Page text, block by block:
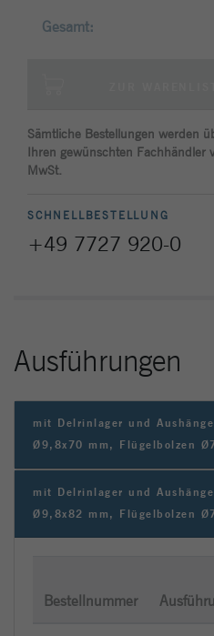
Gesamt:
Sämtliche Bestellungen werden
Ihren gewünschten Fachhändler
MwSt.
SCHNELLBESTELLUNG
+49 7727 920-0
Ausführungen
mit Delrinlager und
Ø9,8x70 mm, Flügelbolzen
mit Delrinlager und
Ø9,8x82 mm, Flügelbolzen
Bestellnummer
Anbieter Google
Zweck
Google